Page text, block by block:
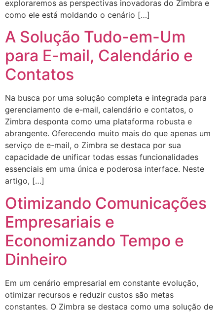
exploraremos as perspectivas inovadoras do Zimbra e
como ele está moldando o cenário […]
A Solução Tudo-em-Um
para E-mail, Calendário e
Contatos
Na busca por uma solução completa e integrada para
gerenciamento de e-mail, calendário e contatos, o
Zimbra desponta como uma plataforma robusta e
abrangente. Oferecendo muito mais do que apenas um
serviço de e-mail, o Zimbra se destaca por sua
capacidade de unificar todas essas funcionalidades
essenciais em uma única e poderosa interface. Neste
artigo, […]
Otimizando Comunicações
Empresariais e
Economizando Tempo e
Dinheiro
Em um cenário empresarial em constante evolução,
otimizar recursos e reduzir custos são metas
constantes. O Zimbra se destaca como uma solução de